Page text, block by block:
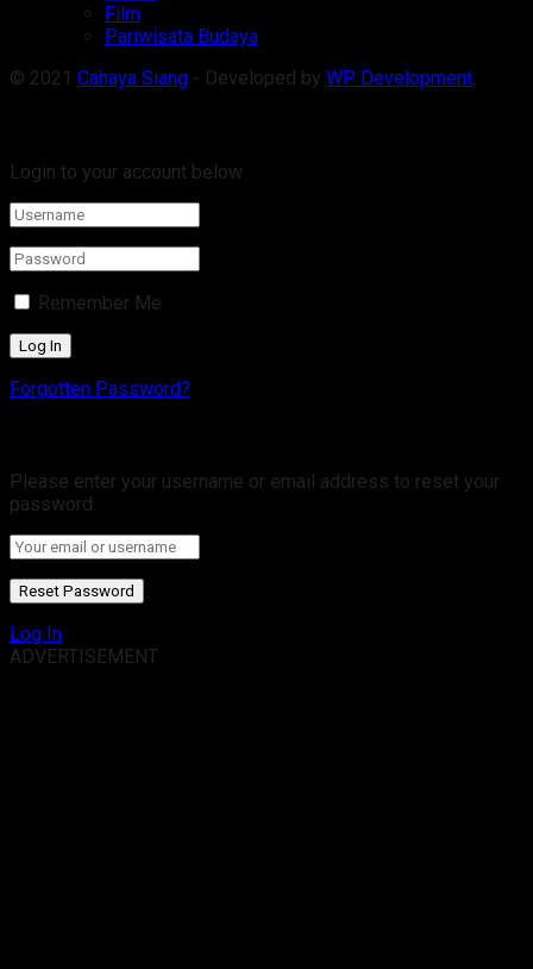
Film
Pariwisata Budaya
© 2021 Cahaya Siang - Developed by WP Development.
Login to your account below
Remember Me
Forgotten Password?
Please enter your username or email address to reset your
password.
Log In
ADVERTISEMENT